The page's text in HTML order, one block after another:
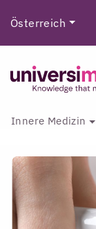
Österreich
Innere Medizin